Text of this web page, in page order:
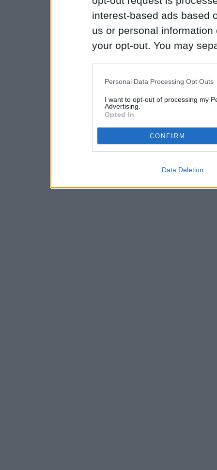
interest-based ads based
us or personal
your opt-out. You may
Downstream Participants
third parties.
Personal Data Processing Opt Outs
I want to opt-out of processing my
Advertising.
Opted In
CONFIRM
Data Deletion